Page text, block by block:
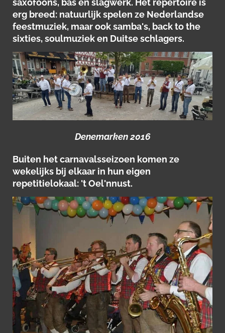
saxofoons, bas en slagwerk. Het repertoire is
erg breed: natuurlijk spelen ze Nederlandse
feestmuziek, maar ook samba's, back to the
sixties, soulmuziek en Duitse schlagers.
Denemarken 2016
Buiten het carnavalsseizoen komen ze
wekelijks bij elkaar in hun eigen
repetitielokaal: 't Oel'nnust.